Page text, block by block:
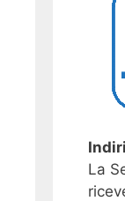
La